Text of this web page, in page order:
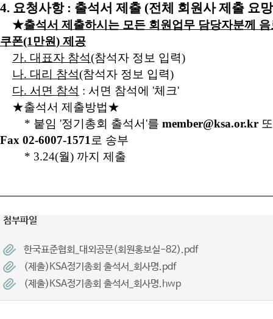
4. 요청사항 : 출석서 제출 (전체 회원사 제출 요망
★출석서 제출하시는 모든 회원업무 담당자분께 음
쿠폰(1 만원) 제공
가. 대표자 참석(참석자 정보 입력)
나. 대리 참석(참석자 정보 입력)
다. 서면 참석 : 서면 참석에 '체크'
★출석서 제출방법★
* 붙임 '정기총회 출석서'를 member@ksa.or.kr
Fax 02-6007-1571 로 송부
* 3.24(월) 까지 제출
첨부파일
한국표준협회_대외공문(회원홍보실-82).pdf
(제출)KSA정기총회 출석서_회사명.pdf
(제출)KSA정기총회 출석서_회사명.hwp